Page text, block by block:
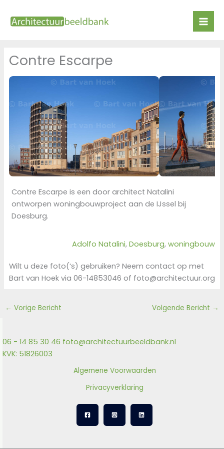
naar
Contre Escarpe
Contre Escarpe is een door architect Natalini
ontworpen woningbouwproject aan de IJssel bij
Doesburg.
Adolfo Natalini, Doesburg, woningbouw
Wilt u deze foto(‘s) gebruiken? Neem contact op met
Bart van Hoek via 06-14853046 of foto@architectuur.org
← Vorige Bericht Volgende Bericht →
06 - 14 85 30 46 foto@architectuurbeeldbank.nl
KVK: 51826003
Algemene Voorwaarden
Privacyverklaring